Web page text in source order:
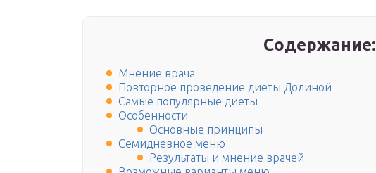
Содержание:
Мнение врача
Повторное проведение диеты Долиной
Самые популярные диеты
Особенности
Основные принципы
Семидневное меню
Результаты и мнение врачей